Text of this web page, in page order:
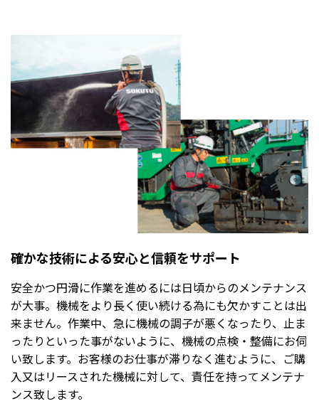
確かな技術による安心と信頼をサポート
安全かつ円滑に作業を進めるには日頃からのメンテナンス
が大事。機械をより長く使い続ける為にも欠かすことは出
来ません。作業中、急に機械の調子が悪くなったり、止ま
ったりといった事がないように、機械の点検・整備にお伺
い致します。お客様のお仕事が滞りなく進むように、ご購
入又はリースされた機械に対して、責任を持ってメンテナ
ンス致します。